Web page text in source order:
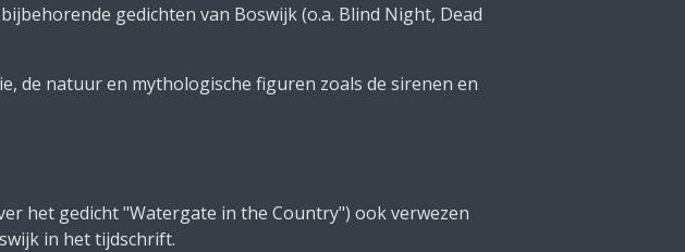
gedichten van Boswijk (o.a. Blind Night, Dead
de natuur en mythologische figuren zoals de sirenen en
het gedicht "Watergate in the Country") ook verwezen
in het tijdschrift.